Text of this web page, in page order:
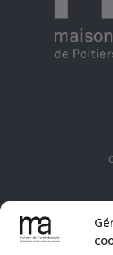
La Maison